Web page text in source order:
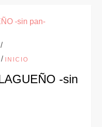
/
/ INICIO
-sin